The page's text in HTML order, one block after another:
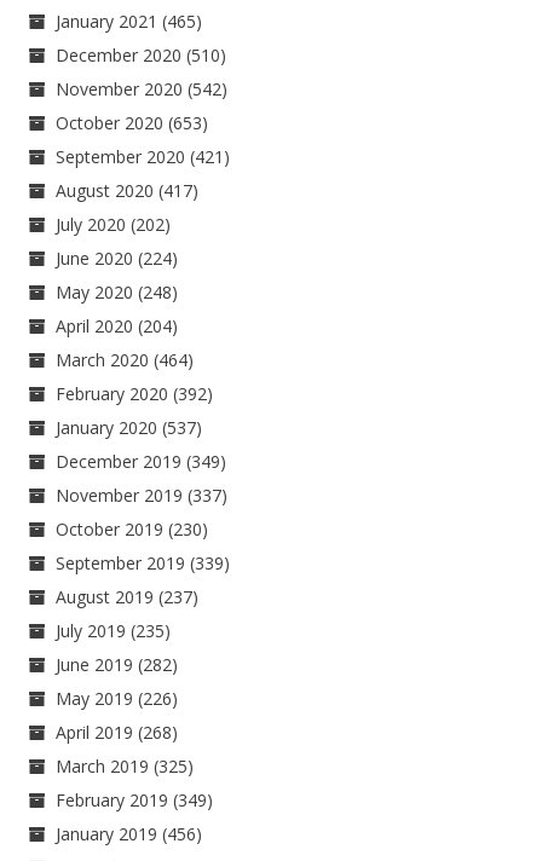
January 2021 (465)
December 2020 (510)
November 2020 (542)
October 2020 (653)
September 2020 (421)
August 2020 (417)
July 2020 (202)
June 2020 (224)
May 2020 (248)
April 2020 (204)
March 2020 (464)
February 2020 (392)
January 2020 (537)
December 2019 (349)
November 2019 (337)
October 2019 (230)
September 2019 (339)
August 2019 (237)
July 2019 (235)
June 2019 (282)
May 2019 (226)
April 2019 (268)
March 2019 (325)
February 2019 (349)
January 2019 (456)